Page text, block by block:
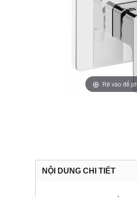
Rê vào để
NỘI DUNG CHI TIẾT